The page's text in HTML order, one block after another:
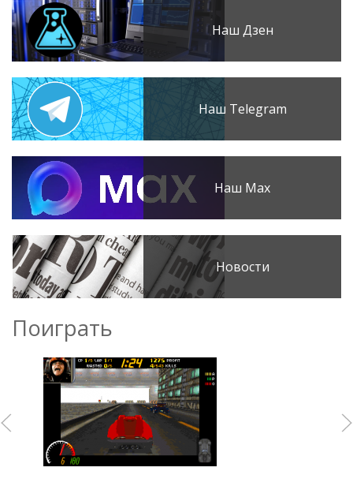
Наш Дзен
Наш Telegram
Наш Max
Новости
Поиграть